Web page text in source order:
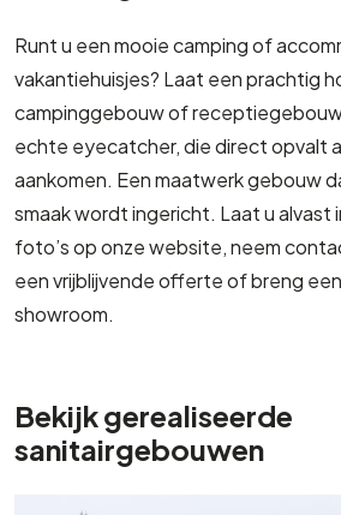
Runt u een mooie camping of
vakantiehuisjes? Laat een prachtig
campinggebouw of
echte eyecatcher, die direct opvalt
aankomen. Een maatwerk gebouw
smaak wordt ingericht. Laat u alvast
foto’s op onze website, neem
een vrijblijvende offerte of breng
showroom.
Bekijk gerealiseerde
sanitairgebouwen